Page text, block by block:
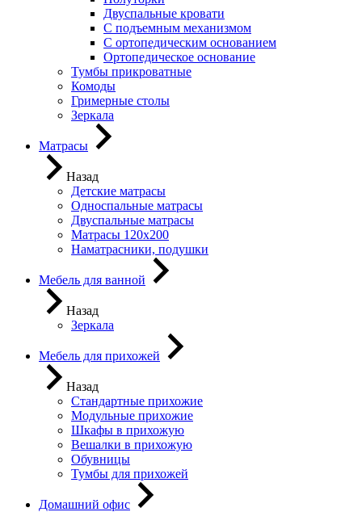
Двуспальные кровати
С подъемным механизмом
С ортопедическим основанием
Ортопедическое основание
Тумбы прикроватные
Комоды
Гримерные столы
Зеркала
Матрасы
Назад
Детские матрасы
Односпальные матрасы
Двуспальные матрасы
Матрасы 120х200
Наматрасники, подушки
Мебель для ванной
Назад
Зеркала
Мебель для прихожей
Назад
Стандартные прихожие
Модульные прихожие
Шкафы в прихожую
Вешалки в прихожую
Обувницы
Тумбы для прихожей
Домашний офис